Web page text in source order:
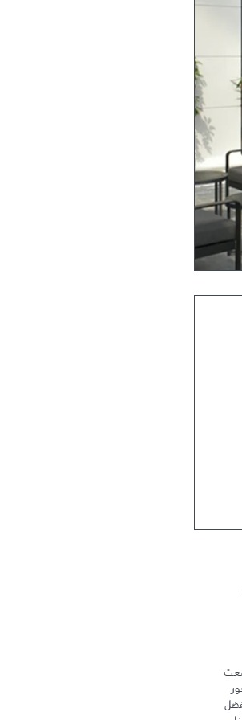
ستاربكس نحو التميز لتحتفي بتراث القهوة الغني من جهة وتعزّز شعور